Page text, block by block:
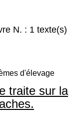
N. : 1 texte(s)
d'élevage
traite sur la